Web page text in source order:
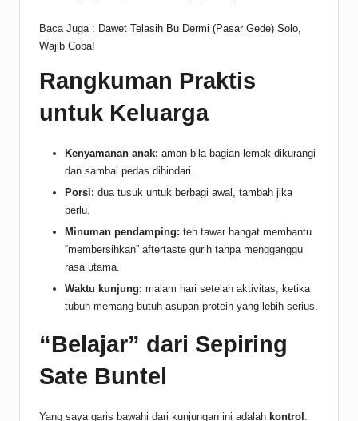
Baca Juga : Dawet Telasih Bu Dermi (Pasar Gede) Solo,
Wajib Coba!
Rangkuman Praktis
untuk Keluarga
Kenyamanan anak: aman bila bagian lemak dikurangi
dan sambal pedas dihindari.
Porsi: dua tusuk untuk berbagi awal, tambah jika
perlu.
Minuman pendamping: teh tawar hangat membantu
“membersihkan” aftertaste gurih tanpa mengganggu
rasa utama.
Waktu kunjung: malam hari setelah aktivitas, ketika
tubuh memang butuh asupan protein yang lebih serius.
“Belajar” dari Sepiring
Sate Buntel
Yang saya garis bawahi dari kunjungan ini adalah kontrol .